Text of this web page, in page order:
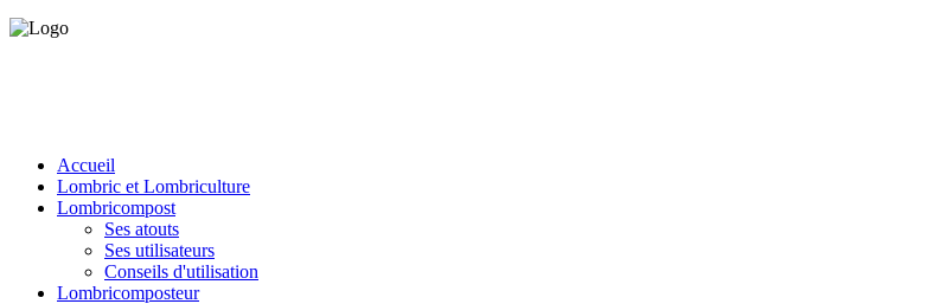
Accueil
Lombric et Lombriculture
Lombricompost
Ses atouts
Ses utilisateurs
Conseils d'utilisation
Lombricomposteur